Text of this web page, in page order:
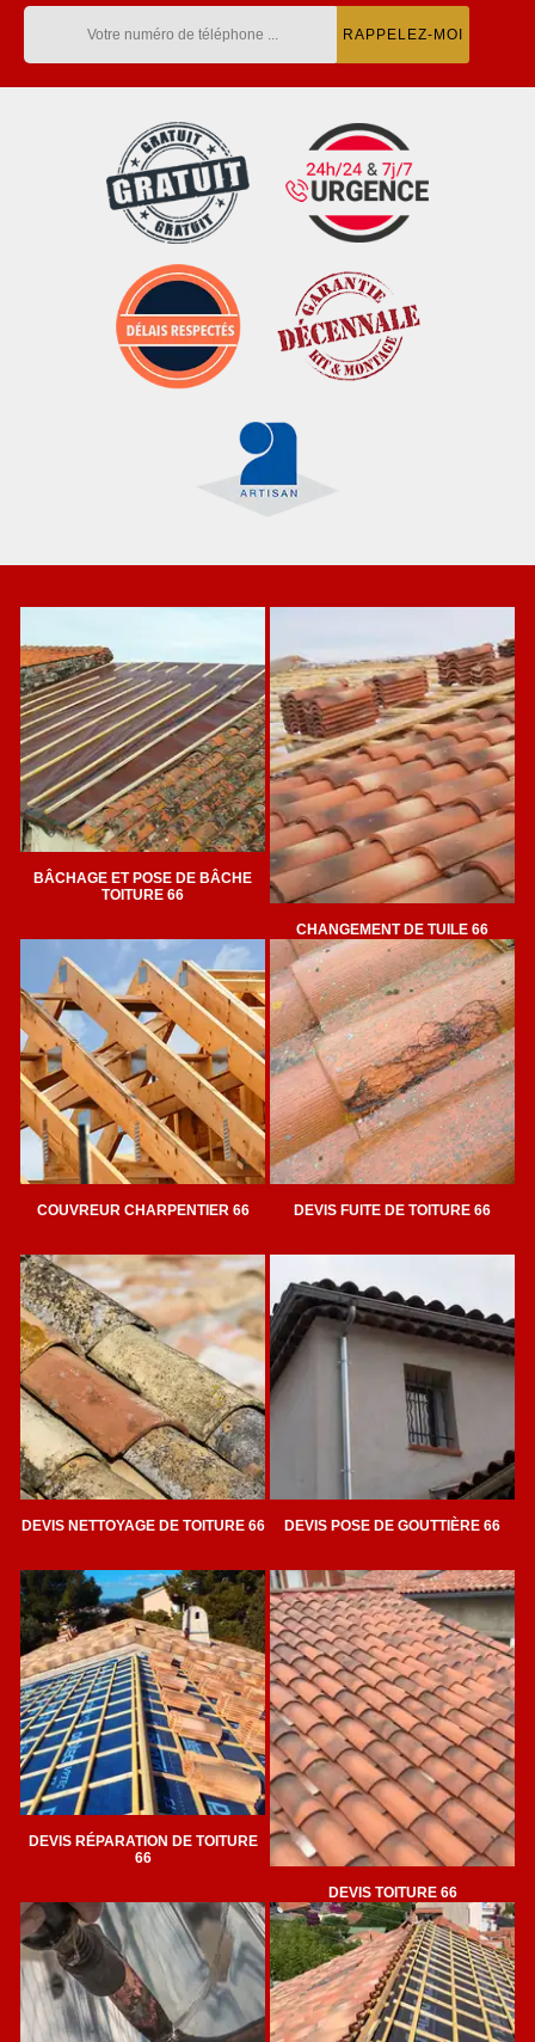
BÂCHAGE ET POSE DE BÂCHE
TOITURE 66
CHANGEMENT DE TUILE 66
COUVREUR CHARPENTIER 66 DEVIS FUITE DE TOITURE 66
DEVIS NETTOYAGE DE TOITURE 66 DEVIS POSE DE GOUTTIÈRE 66
DEVIS RÉPARATION DE TOITURE
66
DEVIS TOITURE 66